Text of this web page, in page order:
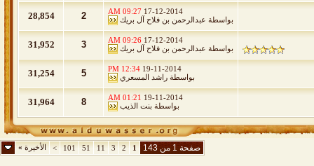
17-12-2014
09:27 AM
بواسطة عبدالرحمن بن فلاح آل بريك 2
28,854
17-12-2014
09:26 AM
بواسطة عبدالرحمن بن فلاح آل بريك 3
31,952
19-11-2014
12:34 PM
بواسطة راشد المسعري 5
31,254
19-11-2014
01:21 AM
بواسطة بنت الذيب 8
31,964
صفحة 1 من 143 1
2
3
11
51
101
> الأخيرة»